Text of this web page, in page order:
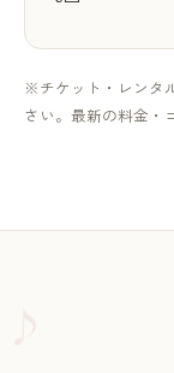
※チケット・レンタ
さい。最新の料金・